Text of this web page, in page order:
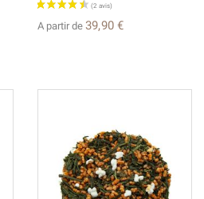
A partir de 39,90 €